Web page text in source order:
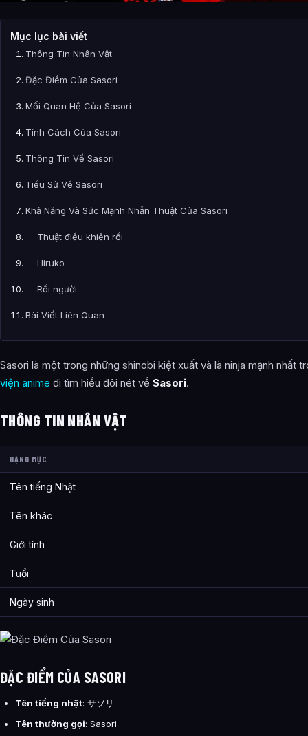
Mục lục bài viết
Thông Tin Nhân Vật
Đặc Điểm Của Sasori
Mối Quan Hệ Của Sasori
Tính Cách Của Sasori
Thông Tin Về Sasori
Tiểu Sử Về Sasori
Khả Năng Và Sức Mạnh Nhẫn Thuật Của Sasori
Thuật điều khiển rối
Hiruko
Rối người
Bài Viết Liên Quan
Câu Hỏi Thường Gặp
Sơ Lược Về Nhân Vật Sasori Thiên Tài Điều Khiển Con Rối là
Bài viết liên quan
Sasori là một trong những shinobi kiệt xuất và là ninja mạnh nhất
viện anime đi tìm hiểu đôi nét về Sasori.
THÔNG TIN NHÂN VẬT
HẠNG MỤC
Tên tiếng Nhật
Tên khác
Giới tính
Tuổi
Ngày sinh
ĐẶC ĐIỂM CỦA SASORI
Tên tiếng nhật: サソリ
Tên thường gọi: Sasori